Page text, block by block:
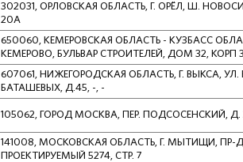
302031, ОРЛОВСКАЯ ОБЛАСТЬ, Г. ОРЁЛ, Ш.
20А
650060, КЕМЕРОВСКАЯ ОБЛАСТЬ - КУЗБАСС
КЕМЕРОВО, БУЛЬВАР СТРОИТЕЛЕЙ, ДОМ 32, КОРП 3
607061, НИЖЕГОРОДСКАЯ ОБЛАСТЬ, Г. ВЫКСА, УЛ.
БАТАШЕВЫХ, Д.45, -, -
105062, ГОРОД МОСКВА, ПЕР. ПОДСОСЕНСКИЙ, Д.
141008, МОСКОВСКАЯ ОБЛАСТЬ, Г. МЫТИЩИ, ПР-Д
ПРОЕКТИРУЕМЫЙ 5274, СТР. 7